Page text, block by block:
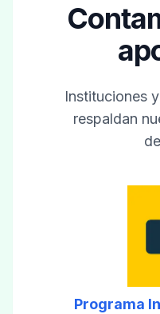
Instituciones
respaldan
Programa